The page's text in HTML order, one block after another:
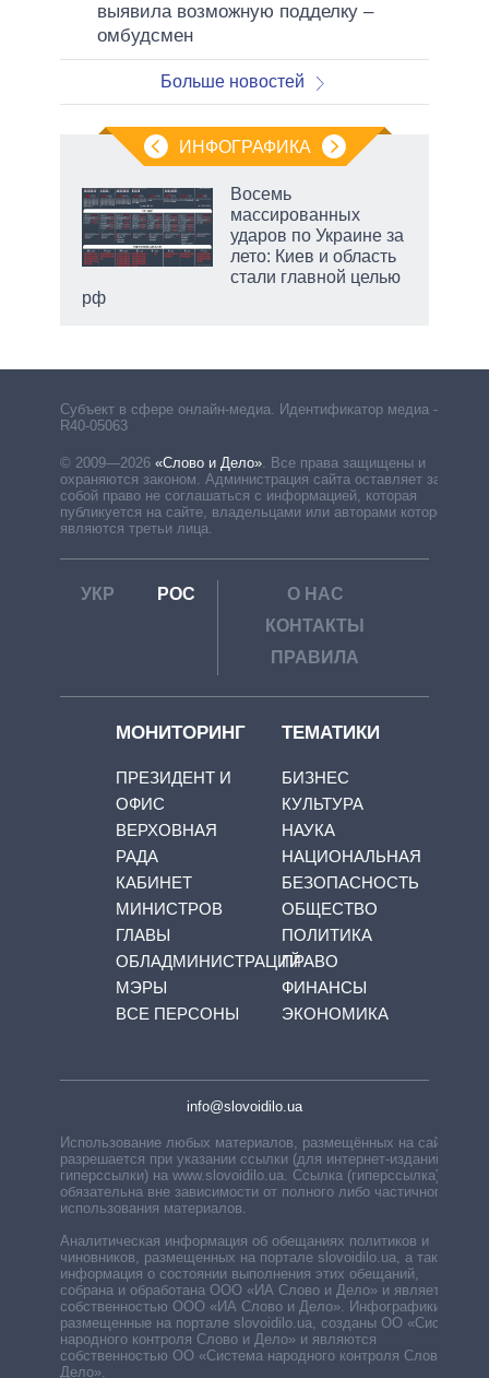
выявила возможную подделку –
омбудсмен
Больше новостей
ИНФОГРАФИКА
Восемь
массированных
ударов по Украине за
лето: Киев и область
стали главной целью
рф
Субъект в сфере онлайн-медиа. Идентификатор медиа –
R40-05063
© 2009—2026 «Слово и Дело». Все права защищены и
охраняются законом. Администрация сайта оставляет за
собой право не соглашаться с информацией, которая
публикуется на сайте, владельцами или авторами которой
являются третьи лица.
УКР РОС
О НАС
КОНТАКТЫ
ПРАВИЛА
МОНИТОРИНГ
ПРЕЗИДЕНТ И
ОФИС
ВЕРХОВНАЯ
РАДА
КАБИНЕТ
МИНИСТРОВ
ГЛАВЫ
ОБЛАДМИНИСТРАЦИЙ
МЭРЫ
ВСЕ ПЕРСОНЫ
ТЕМАТИКИ
БИЗНЕС
КУЛЬТУРА
НАУКА
НАЦИОНАЛЬНАЯ
БЕЗОПАСНОСТЬ
ОБЩЕСТВО
ПОЛИТИКА
ПРАВО
ФИНАНСЫ
ЭКОНОМИКА
info@slovoidilo.ua
Использование любых материалов, размещённых на сайте,
разрешается при указании ссылки (для интернет-изданий —
гиперссылки) на www.slovoidilo.ua. Ссылка (гиперссылка)
обязательна вне зависимости от полного либо частичного
использования материалов.
Аналитическая информация об обещаниях политиков и
чиновников, размещенных на портале slovoidilo.ua, а также
информация о состоянии выполнения этих обещаний,
собрана и обработана ООО «ИА Слово и Дело» и является
собственностью ООО «ИА Слово и Дело». Инфографики,
размещенные на портале slovoidilo.ua, созданы ОО «Система
народного контроля Слово и Дело» и являются
собственностью ОО «Система народного контроля Слово и
Дело».